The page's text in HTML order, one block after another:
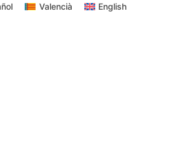
Valencià English